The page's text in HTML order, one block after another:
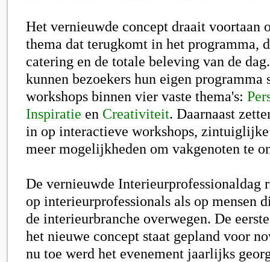
Het vernieuwde concept draait voortaan
thema dat terugkomt in het programma,
catering en de totale beleving van de
kunnen bezoekers hun eigen programma
workshops binnen vier vaste thema's:
Inspiratie en Creativiteit. Daarnaast
in op interactieve workshops,
meer mogelijkheden om vakgenoten te
De vernieuwde Interieurprofessionaldag
op interieurprofessionals als op mensen
de interieurbranche overwegen. De
het nieuwe concept staat gepland voor
nu toe werd het evenement jaarlijks